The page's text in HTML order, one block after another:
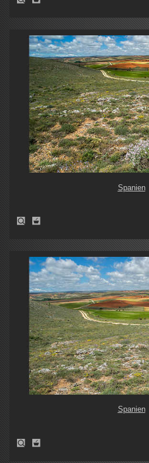
Spanien
Spanien